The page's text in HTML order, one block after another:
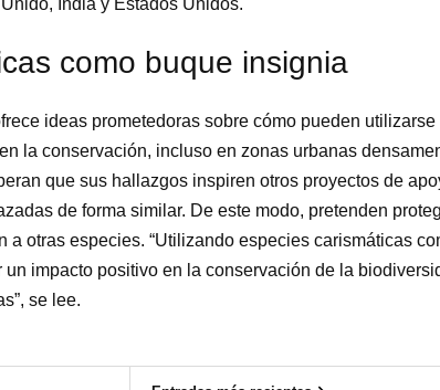
como buque insignia
ideas prometedoras sobre cómo pueden
la conservación, incluso en zonas urbanas
que sus hallazgos inspiren otros proyectos de
de forma similar. De este modo, pretenden
a otras especies. “Utilizando especies carismáticas
un impacto positivo en la conservación de la
se lee.